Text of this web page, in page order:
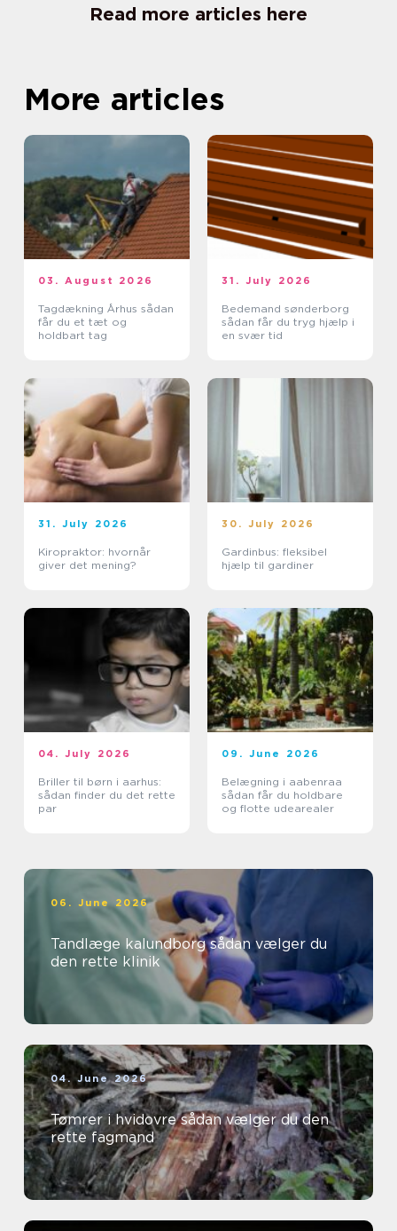
Read more articles here
More articles
03. August 2026
Tagdækning Århus sådan
får du et tæt og
holdbart tag
31. July 2026
Bedemand sønderborg
sådan får du tryg hjælp i
en svær tid
31. July 2026
Kiropraktor: hvornår
giver det mening?
30. July 2026
Gardinbus: fleksibel
hjælp til gardiner
04. July 2026
Briller til børn i aarhus:
sådan finder du det rette
par
09. June 2026
Belægning i aabenraa
sådan får du holdbare
og flotte udearealer
06. June 2026
Tandlæge kalundborg sådan vælger du
den rette klinik
04. June 2026
Tømrer i hvidovre sådan vælger du den
rette fagmand